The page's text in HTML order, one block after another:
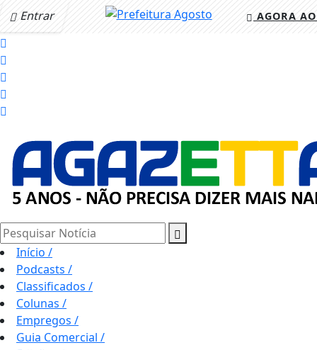
Entrar AGORA
Pesquisar Notícia
Início /
Podcasts /
Classificados /
Colunas /
Empregos /
Guia Comercial /